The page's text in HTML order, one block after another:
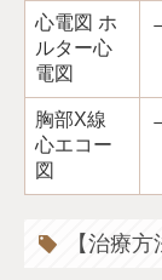
心電図 ホ
ルター心
電図
胸部X線
心エコー
図
【治療方